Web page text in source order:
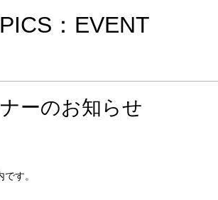
：EVENT
ーのお知らせ
す。